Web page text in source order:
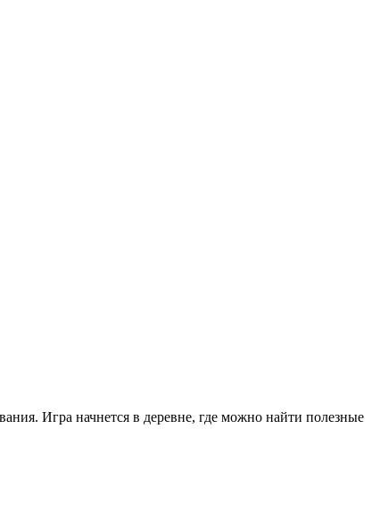
Игра начнется в деревне, где можно найти полезные